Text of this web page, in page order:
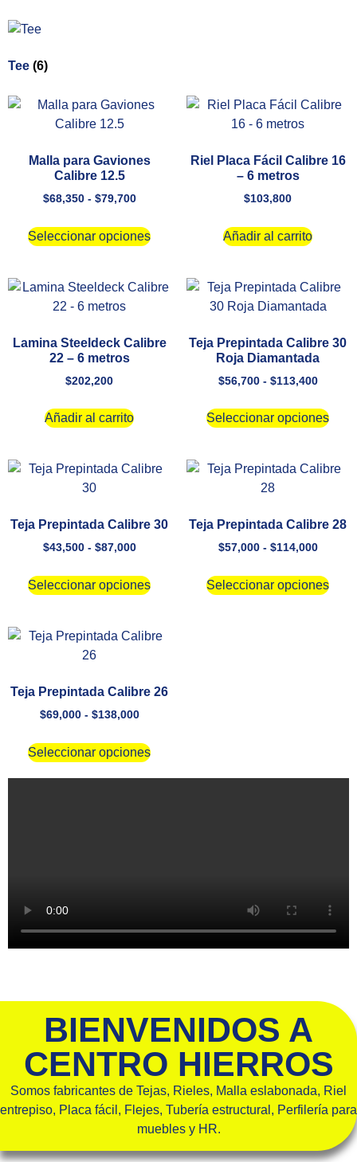
Tee (6)
Malla para Gaviones
Calibre 12.5
$68,350 - $79,700
Seleccionar opciones
Riel Placa Fácil Calibre 16
– 6 metros
$103,800
Añadir al carrito
Lamina Steeldeck Calibre
22 – 6 metros
$202,200
Añadir al carrito
Teja Prepintada Calibre 30
Roja Diamantada
$56,700 - $113,400
Seleccionar opciones
Teja Prepintada Calibre 30
$43,500 - $87,000
Seleccionar opciones
Teja Prepintada Calibre 28
$57,000 - $114,000
Seleccionar opciones
Teja Prepintada Calibre 26
$69,000 - $138,000
Seleccionar opciones
BIENVENIDOS A
CENTRO HIERROS
Somos fabricantes de Tejas, Rieles, Malla eslabonada, Riel
entrepiso, Placa fácil, Flejes, Tubería estructural, Perfilería para
muebles y HR.